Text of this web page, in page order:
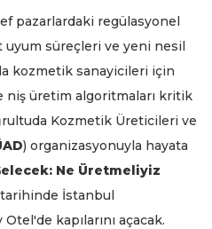
pazarlardaki regülasyonel
süreçleri ve yeni nesil
kozmetik sanayicileri için
niş üretim algoritmaları kritik
Kozmetik Üreticileri ve
) organizasyonuyla hayata
Ne Üretmeliyiz
tarihinde İstanbul
kapılarını açacak.